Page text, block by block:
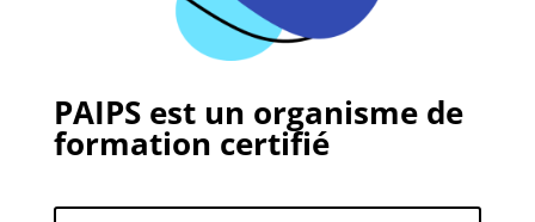
PAIPS est un organisme de
formation certifié